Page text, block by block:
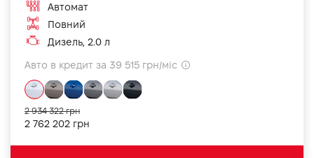
Автомат
Повний
Дизель, 2.0 л
Авто в кредит за 39 515 грн/міс
2 762 202 грн
2 934 322 грн